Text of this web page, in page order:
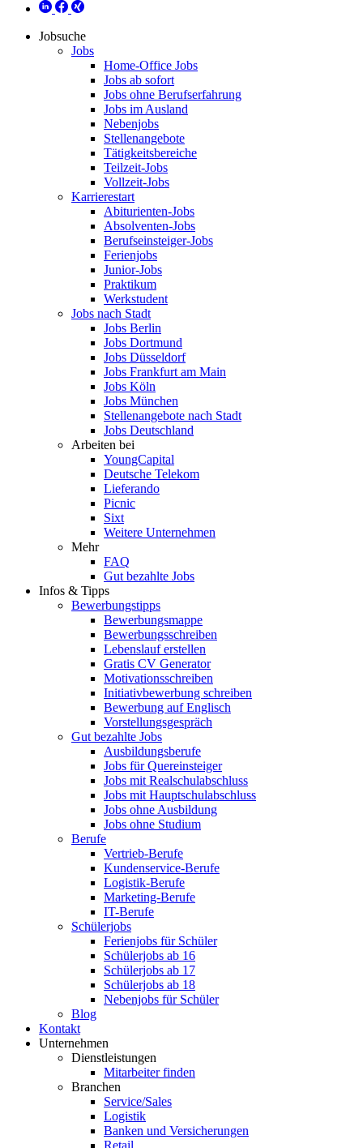
Jobsuche
Jobs
Home-Office Jobs
Jobs ab sofort
Jobs ohne Berufserfahrung
Jobs im Ausland
Nebenjobs
Stellenangebote
Tätigkeitsbereiche
Teilzeit-Jobs
Vollzeit-Jobs
Karrierestart
Abiturienten-Jobs
Absolventen-Jobs
Berufseinsteiger-Jobs
Ferienjobs
Junior-Jobs
Praktikum
Werkstudent
Jobs nach Stadt
Jobs Berlin
Jobs Dortmund
Jobs Düsseldorf
Jobs Frankfurt am Main
Jobs Köln
Jobs München
Stellenangebote nach Stadt
Jobs Deutschland
Arbeiten bei
YoungCapital
Deutsche Telekom
Lieferando
Picnic
Sixt
Weitere Unternehmen
Mehr
FAQ
Gut bezahlte Jobs
Infos & Tipps
Bewerbungstipps
Bewerbungsmappe
Bewerbungsschreiben
Lebenslauf erstellen
Gratis CV Generator
Motivationsschreiben
Initiativbewerbung schreiben
Bewerbung auf Englisch
Vorstellungsgespräch
Gut bezahlte Jobs
Ausbildungsberufe
Jobs für Quereinsteiger
Jobs mit Realschulabschluss
Jobs mit Hauptschulabschluss
Jobs ohne Ausbildung
Jobs ohne Studium
Berufe
Vertrieb-Berufe
Kundenservice-Berufe
Logistik-Berufe
Marketing-Berufe
IT-Berufe
Schülerjobs
Ferienjobs für Schüler
Schülerjobs ab 16
Schülerjobs ab 17
Schülerjobs ab 18
Nebenjobs für Schüler
Blog
Kontakt
Unternehmen
Dienstleistungen
Mitarbeiter finden
Branchen
Service/Sales
Logistik
Banken und Versicherungen
Retail